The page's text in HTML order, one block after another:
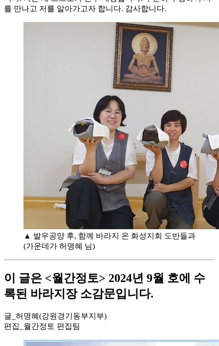
를 만나고 저를 알아가고자 합니다. 감사합니다.
▲ 발우공양 후, 함께 바라지 온 화성지회 도반들과
(가운데가 허명혜 님)
이 글은 <월간정토> 2024년 9월 호에 수
록된 바라지장 소감문입니다.
글_허명혜(강원경기동부지부)
편집_월간정토 편집팀